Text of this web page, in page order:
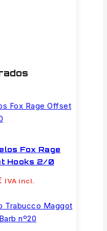
Fox Rage
Hooks 2/0
IVA incl.